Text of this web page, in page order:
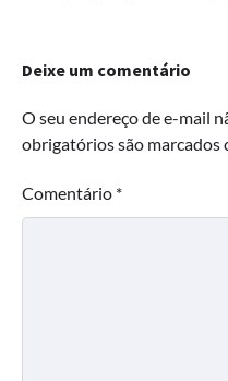
Deixe um comentário
O seu endereço de e-mail
obrigatórios são marcados
Comentário *